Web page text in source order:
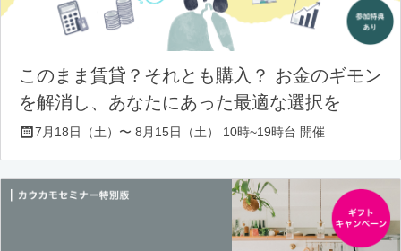
このまま賃貸？それとも購入？ お金のギモン
を解消し、あなたにあった最適な選択を
7月18日（土）〜 8月15日（土） 10時~19時台 開催